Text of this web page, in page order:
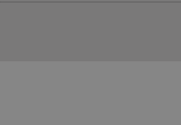
sur LinkedIn
sur Whatsapp